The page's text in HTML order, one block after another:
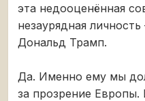
эта недооценённая
незаурядная
Дональд Трамп.
Да. Именно ему мы
за прозрение